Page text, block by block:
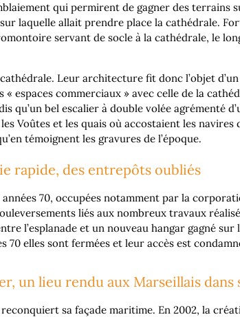
qui permirent de gagner des terrains
laquelle allait prendre place la cathédrale.
servant de socle à la cathédrale, le
Leur architecture fit donc l’objet
espaces commerciaux » avec celle de la
qu’un bel escalier à double volée agrémenté
Voûtes et les quais où accostaient les
témoignent les gravures de l’époque.
rapide, des entrepôts oubliés
70, occupées notamment par la
liés aux nombreux travaux
l’esplanade et un nouveau hangar gagné
70 elles sont fermées et leur accès est
un lieu rendu aux Marseillais
sa façade maritime. En 2002, la